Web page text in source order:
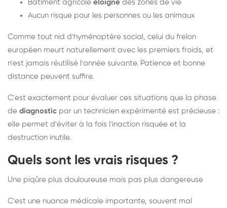
Bâtiment agricole éloigné des zones de vie
Aucun risque pour les personnes ou les animaux
Comme tout nid d'hyménoptère social, celui du frelon
européen meurt naturellement avec les premiers froids, et
n'est jamais réutilisé l'année suivante. Patience et bonne
distance peuvent suffire.
C'est exactement pour évaluer ces situations que la phase
de diagnostic par un technicien expérimenté est précieuse :
elle permet d'éviter à la fois l'inaction risquée et la
destruction inutile.
Quels sont les vrais risques ?
Une piqûre plus douloureuse mais pas plus dangereuse
C'est une nuance médicale importante, souvent mal